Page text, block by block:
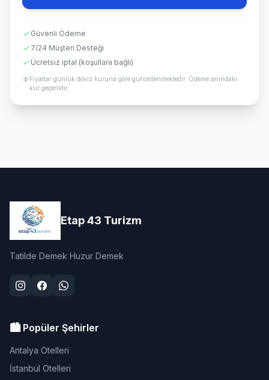
Güvenli Ödeme
7/24 Müşteri Desteği
Ücretsiz iptal (koşullara bağlı)
Fiyatlar günlük döviz kuruna göre güncellenmektedir. Ödeme anındaki
kur geçerlidir.
Etap 43 Turizm
Tatilde Demek Huzur Demek
🏙️ Popüler Şehirler
Antalya Otelleri
İstanbul Otelleri